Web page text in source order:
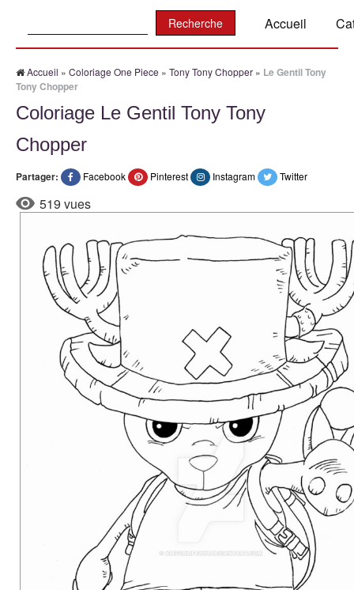
Accueil
Accueil » Coloriage One Piece » Tony Tony Chopper » Le Gentil Tony
Tony Chopper
Coloriage Le Gentil Tony Tony
Chopper
Partager: Facebook Pinterest Instagram Twitter
519 vues